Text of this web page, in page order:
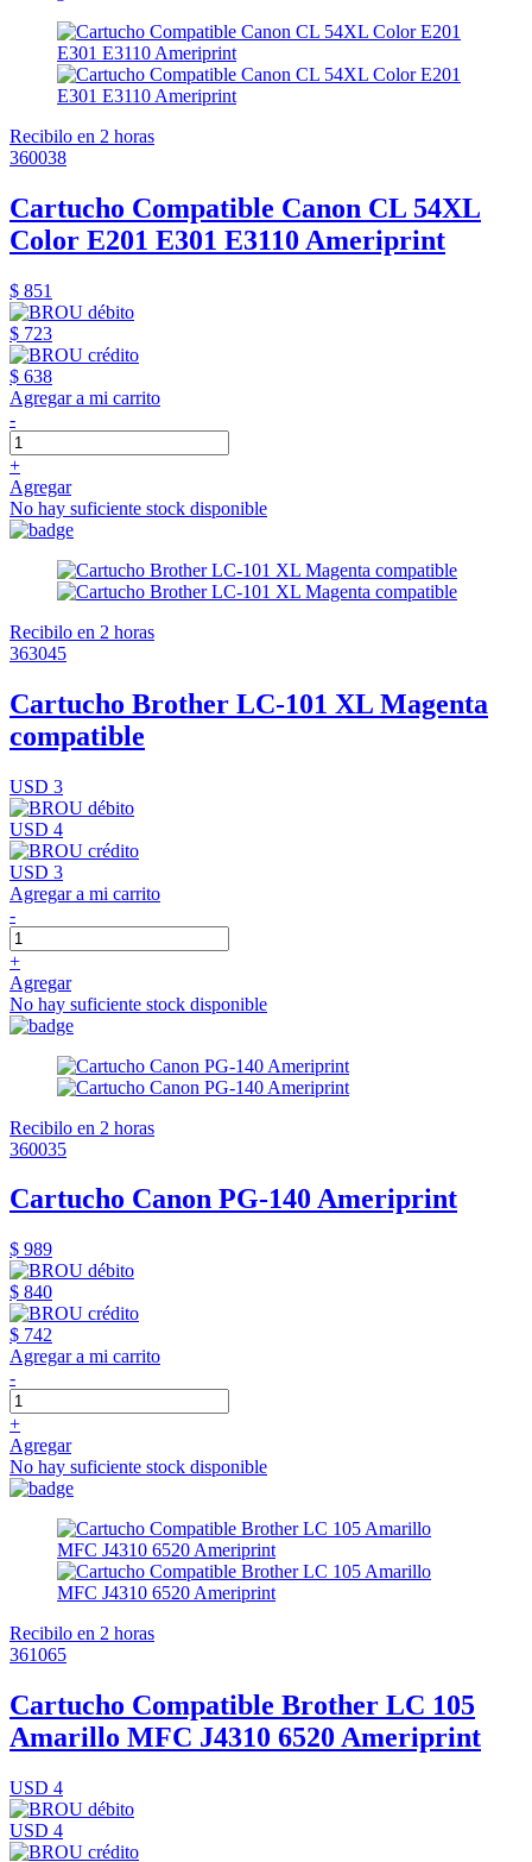
Recibilo en 2 horas
360038
Cartucho Compatible Canon CL 54XL
Color E201 E301 E3110 Ameriprint
$ 851
$ 723
$ 638
Agregar a mi carrito
-
+
Agregar
No hay suficiente stock disponible
Recibilo en 2 horas
363045
Cartucho Brother LC-101 XL Magenta
compatible
USD 3
USD 4
USD 3
Agregar a mi carrito
-
+
Agregar
No hay suficiente stock disponible
Recibilo en 2 horas
360035
Cartucho Canon PG-140 Ameriprint
$ 989
$ 840
$ 742
Agregar a mi carrito
-
+
Agregar
No hay suficiente stock disponible
Recibilo en 2 horas
361065
Cartucho Compatible Brother LC 105
Amarillo MFC J4310 6520 Ameriprint
USD 4
USD 4